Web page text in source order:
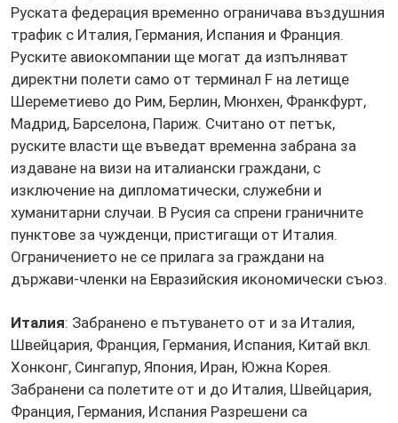
Руската федерация временно ограничава въздушния
трафик с Италия, Германия, Испания и Франция.
Руските авиокомпании ще могат да изпълняват
директни полети само от терминал F на летище
Шереметиево до Рим, Берлин, Мюнхен, Франкфурт,
Мадрид, Барселона, Париж. Считано от петък,
руските власти ще въведат временна забрана за
издаване на визи на италиански граждани, с
изключение на дипломатически, служебни и
хуманитарни случаи. В Русия са спрени граничните
пунктове за чужденци, пристигащи от Италия.
Ограничението не се прилага за граждани на
държави-членки на Евразийския икономически съюз.
Италия: Забранено е пътуването от и за Италия,
Швейцария, Франция, Германия, Испания, Китай вкл.
Хонконг, Сингапур, Япония, Иран, Южна Корея.
Забранени са полетите от и до Италия, Швейцария,
Франция, Германия, Испания Разрешени са